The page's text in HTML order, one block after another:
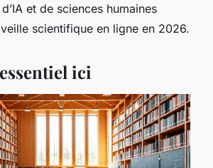
et de sciences humaines
scientifique en ligne en 2026.
ici